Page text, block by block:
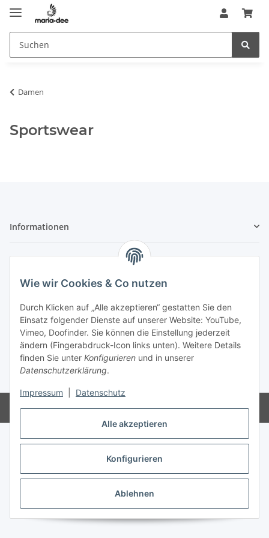
Alle akzeptieren
Konfigurieren
Ablehnen
Wie wir Cookies & Co nutzen
Durch Klicken auf „Alle akzeptieren“ gestatten Sie den
Einsatz folgender Dienste auf unserer Website: YouTube,
Vimeo, Doofinder. Sie können die Einstellung jederzeit
ändern (Fingerabdruck-Icon links unten). Weitere Details
finden Sie unter Konfigurieren und in unserer
Datenschutzerklärung.
Impressum Datenschutz
Damen
Sportswear
Informationen
Gesetzliche Informationen
Vertrag widerrufen
* Alle Preise inkl. gesetzlicher USt., zzgl.
Powered byJTL-Shop